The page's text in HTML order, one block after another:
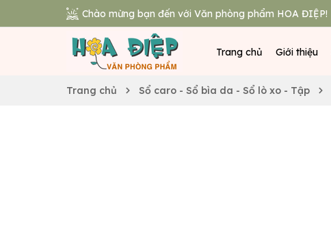
Chào mừng bạn đến với Văn phòng phẩm HOA ĐIỆP!
Trang chủ Giới thiệu
Trang chủ Sổ caro - Sổ bìa da - Sổ lò xo - Tập